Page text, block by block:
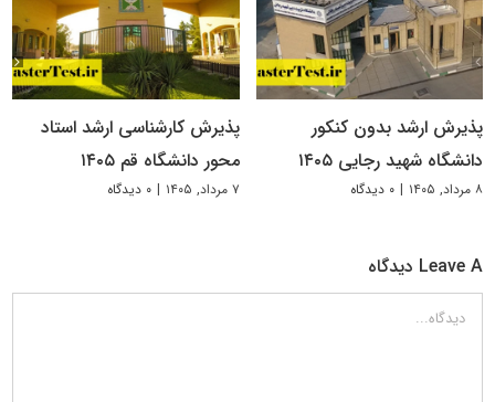
پذیرش ارشد بدون کنکور
دانشگاه شهید رجایی ۱۴۰۵
۸ مرداد, ۱۴۰۵ | ۰ دیدگاه
پذیرش کارشناسی ارشد استاد
محور دانشگاه قم ۱۴۰۵
۷ مرداد, ۱۴۰۵ | ۰ دیدگاه
Leave A دیدگاه
دیدگاه